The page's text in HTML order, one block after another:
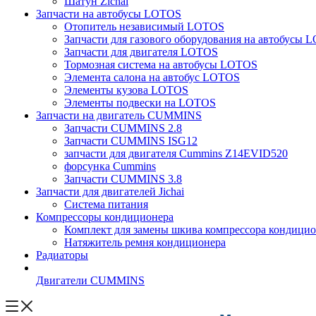
Запчасти на автобусы LOTOS
Отопитель независимый LOTOS
Запчасти для газового оборудования на автобусы
Запчасти для двигателя LOTOS
Тормозная система на автобусы LOTOS
Элемента салона на автобус LOTOS
Элементы кузова LOTOS
Элементы подвески на LOTOS
Запчасти на двигатель CUMMINS
Запчасти CUMMINS 2.8
Запчасти CUMMINS ISG12
запчасти для двигателя Cummins Z14EVID520
форсунка Cummins
Запчасти CUMMINS 3.8
Запчасти для двигателей Jichai
Система питания
Компрессоры кондиционера
Комплект для замены шкива компрессора
Натяжитель ремня кондиционера
Радиаторы
Двигатели CUMMINS